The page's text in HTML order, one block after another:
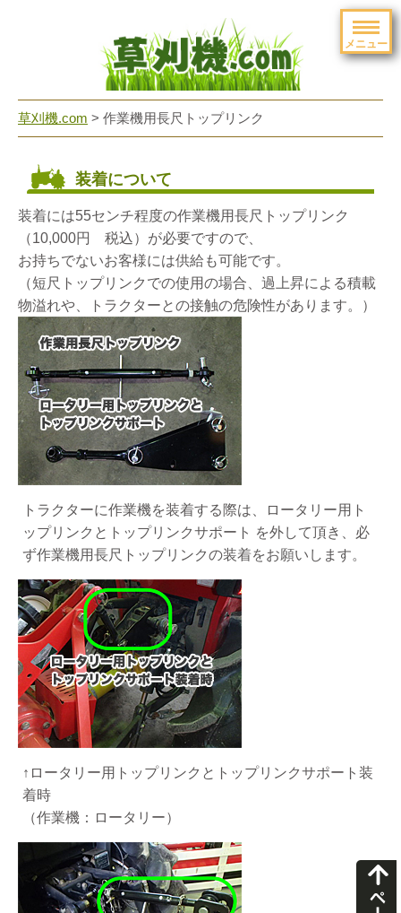
メニュー
草刈機.com > 作業機用長尺トップリンク
装着について
装着には55センチ程度の作業機用長尺トップリンク
（10,000円 税込）が必要ですので、
お持ちでないお客様には供給も可能です。
（短尺トップリンクでの使用の場合、過上昇による積載
物溢れや、トラクターとの接触の危険性があります。）
トラクターに作業機を装着する際は、ロータリー用ト
ップリンクとトップリンクサポート を外して頂き、必
ず作業機用長尺トップリンクの装着をお願いします。
↑ロータリー用トップリンクとトップリンクサポート装
着時
（作業機：ロータリー）